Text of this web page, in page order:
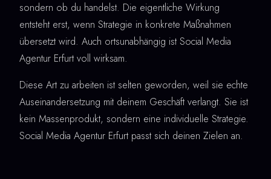
sondern ob du handelst. Die eigentliche Wirkung
entsteht erst, wenn Strategie in konkrete Maßnahmen
übersetzt wird. Auch ortsunabhängig ist Social Media
Agentur Erfurt voll wirksam.
Diese Art zu arbeiten ist selten geworden, weil sie echte
Auseinandersetzung mit deinem Geschäft verlangt. Sie ist
kein Massenprodukt, sondern eine individuelle Strategie.
Social Media Agentur Erfurt passt sich deinen Zielen an.